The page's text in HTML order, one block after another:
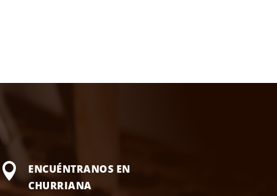

ENCUÉNTRANOS EN
CHURRIANA